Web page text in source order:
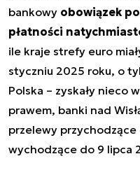
bankowy obowiązek
płatności
ile kraje strefy euro
styczniu 2025 roku, o
Polska – zyskały nieco
prawem, banki nad
przelewy
wychodzące do 9 lipca